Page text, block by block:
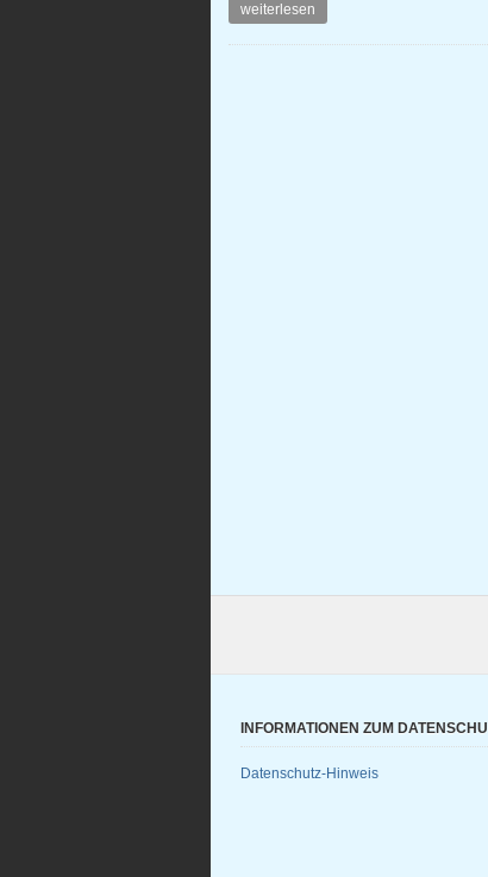
weiterlesen
INFORMATIONEN ZUM
Datenschutz-Hinweis